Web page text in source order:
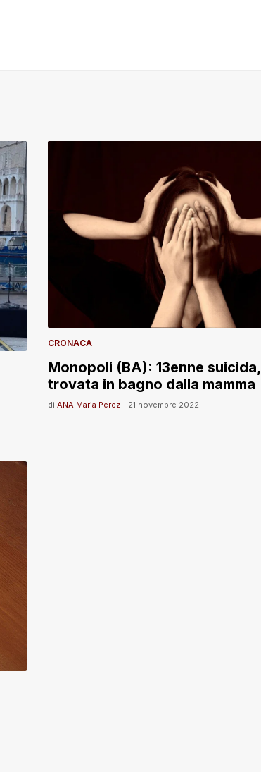
CRONACA
Monopoli (BA): 13enne suicida,
trovata in bagno dalla mamma
di ANA Maria Perez- 21 novembre 2022